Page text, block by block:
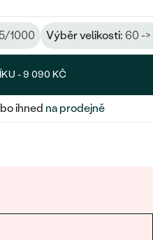
1000 Výběr velikosti: 60 ->
-9 090 KČ
ihned na prodejně